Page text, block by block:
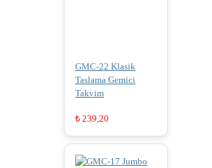
GMC-22 Klasik
Taslama Gemici
Takvim
₺ 239,20